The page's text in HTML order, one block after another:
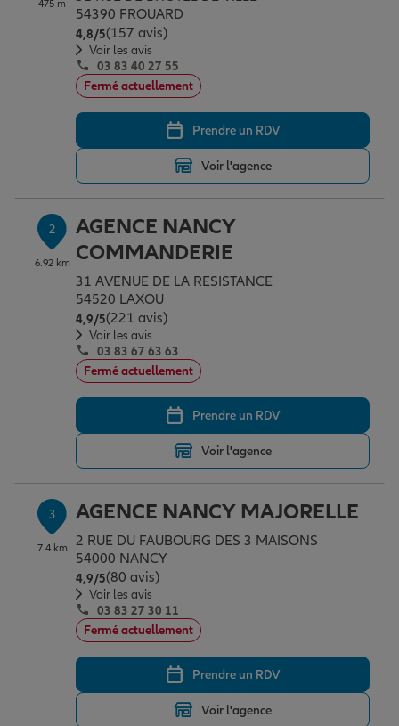
Assurance emprunteur
Prévoyance et dépendance
Assurance animal de compagnie
Protection de la famille
Protection juridique
Épargne & retraite
Plan épargne retraite
Assurance vie
Placements financiers
Investissements immobiliers
Transmission
Vos projets
Partir en vacances
Déménager
Changer de voiture
Départ à la retraite
Préparer l’avenir
Conseil assurance
Outre-mer
Assurance auto
Assurance habitation
Le Pack Famille
Garantie des accidents de la vie
Assurance scolaire
Protection juridique
Tous nos devis d'assurance
Professionnels
Allianz en France
475 m
54390 FROUARD
4,8/5Note de 4.8 sur 5
(157 avis)
Voir les avis
03 83 40 27 55
Fermé actuellement
Prendre un RDV
Voir l'agence
2
6.92 km
AGENCE NANCY
COMMANDERIE
31 AVENUE DE LA RESISTANCE
54520 LAXOU
4,9/5Note de 4.9 sur 5
(221 avis)
Voir les avis
03 83 67 63 63
Fermé actuellement
Prendre un RDV
Voir l'agence
3
7.4 km
AGENCE NANCY MAJORELLE
2 RUE DU FAUBOURG DES 3 MAISONS
54000 NANCY
4,9/5Note de 4.9 sur 5
(80 avis)
Voir les avis
03 83 27 30 11
Fermé actuellement
Prendre un RDV
Voir l'agence